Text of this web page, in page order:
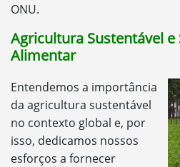
ONU.
Agricultura Sustentável e
Alimentar
Entendemos a importância
da agricultura sustentável
no contexto global e, por
isso, dedicamos nossos
esforços a fornecer